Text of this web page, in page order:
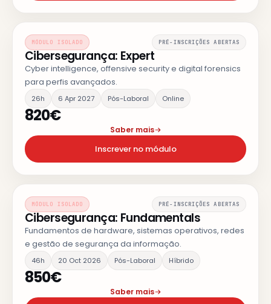
MÓDULO ISOLADO PRÉ-INSCRIÇÕES ABERTAS
Cibersegurança: Expert
Cyber intelligence, offensive security e digital forensics
para perfis avançados.
26h 6 Apr 2027 Pós-Laboral Online
820€
Saber mais
Inscrever no módulo
MÓDULO ISOLADO PRÉ-INSCRIÇÕES ABERTAS
Cibersegurança: Fundamentals
Fundamentos de hardware, sistemas operativos, redes
e gestão de segurança da informação.
46h 20 Oct 2026 Pós-Laboral Híbrido
850€
Saber mais